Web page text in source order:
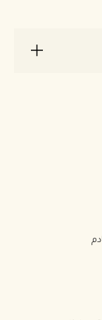
qualifying